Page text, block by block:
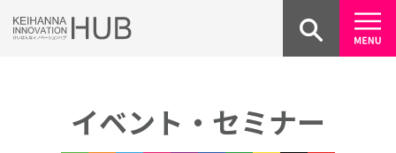
Skip
to
イベント・セミナー